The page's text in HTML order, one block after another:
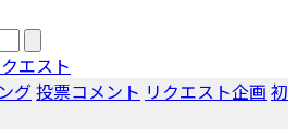
エスト
グ投票コメント リクエスト企画 初